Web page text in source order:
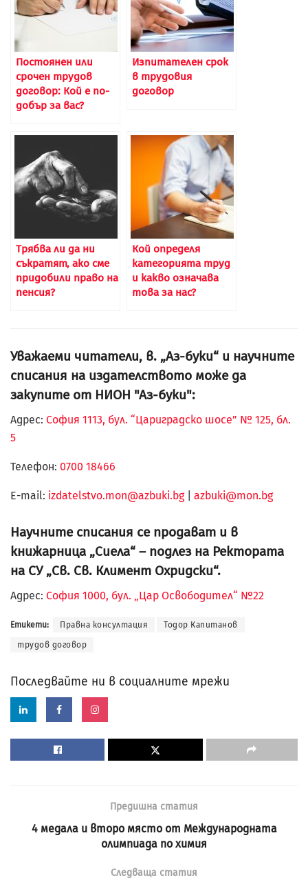
Постоянен или
срочен трудов
договор: Кой е по-
добър за вас?
Изпитателен срок
в трудовия
договор
Трябва ли да ни
съкратят, ако сме
придобили право на
пенсия?
Кой определя
категорията труд
и какво означава
това за нас?
Уважаеми читатели, в. „Аз-буки“ и научните
списания на издателството може да
закупите от НИОН "Аз-буки":
Адрес: София 1113, бул. “Цариградско шосе” № 125, бл.
5
Телефон: 0700 18466
Е-mail: izdatelstvo.mon@azbuki.bg| azbuki@mon.bg
Научните списания се продават и в
книжарница „Сиела“ – подлез на Ректората
на СУ „Св. Св. Климент Охридски“.
Адрес: София 1000, бул. „Цар Освободител“ №22
Етикети: Правна консултация Тодор Капитанов
трудов договор
Последвайте ни в социалните мрежи
Предишна статия
4 медала и второ място от Международната
олимпиада по химия
Следваща статия